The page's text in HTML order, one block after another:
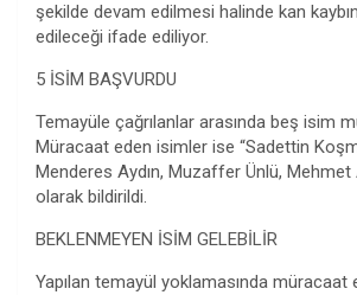
şekilde devam edilmesi halinde kan
edileceği ifade ediliyor.
5 İSİM BAŞVURDU
Temayüle çağrılanlar arasında beş isim
Müracaat eden isimler ise “Sadettin
Menderes Aydın, Muzaffer Ünlü, Mehmet
olarak bildirildi.
BEKLENMEYEN İSİM GELEBİLİR
Yapılan temayül yoklamasında müracaat